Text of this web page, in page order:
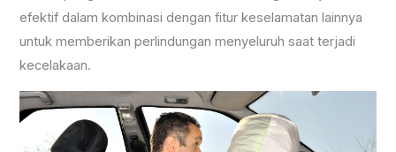
efektif dalam kombinasi dengan fitur keselamatan lainnya
untuk memberikan perlindungan menyeluruh saat terjadi
kecelakaan.